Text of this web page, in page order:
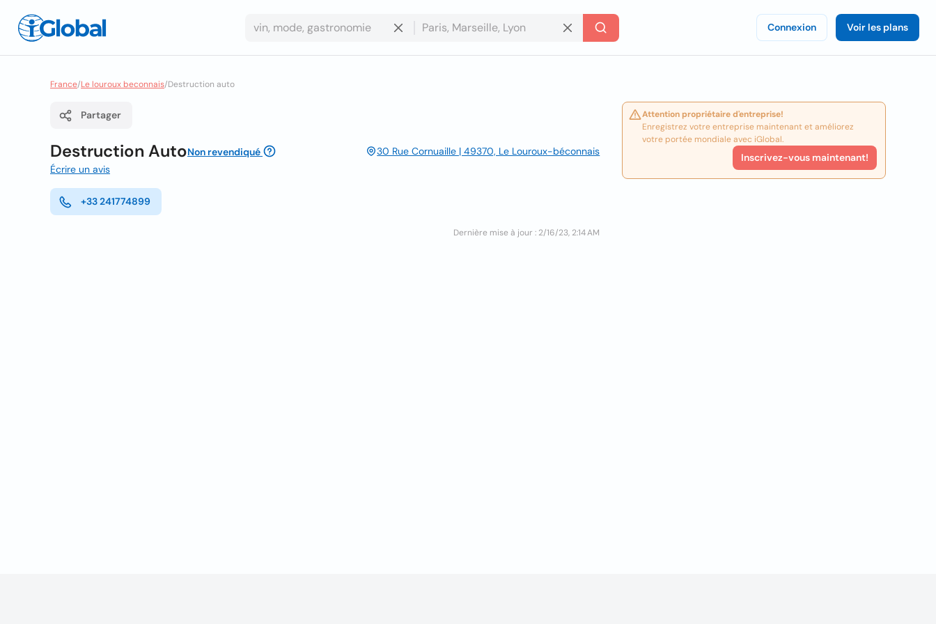
Connexion Voir les plans
France/Le louroux beconnais/Destruction auto
Partager
Destruction AutoNon revendiqué
30 Rue Cornuaille | 49370, Le Louroux-béconnais
Écrire un avis
+33 241774899
Dernière mise à jour : 2/16/23, 2:14 AM
Attention propriétaire d'entreprise!
Enregistrez votre entreprise maintenant et améliorez
votre portée mondiale avec iGlobal.
Inscrivez-vous maintenant!